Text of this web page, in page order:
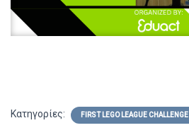
Κατηγορίες: FIRST LEGO LEAGUE CHALLENGE